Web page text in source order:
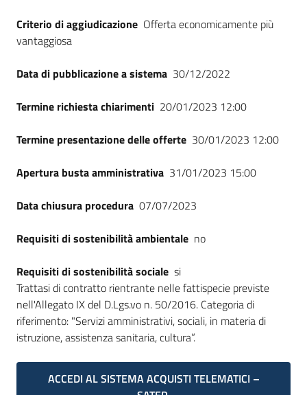
Criterio di aggiudicazione Offerta economicamente più
vantaggiosa
Data di pubblicazione a sistema 30/12/2022
Termine richiesta chiarimenti 20/01/2023 12:00
Termine presentazione delle offerte 30/01/2023 12:00
Apertura busta amministrativa 31/01/2023 15:00
Data chiusura procedura 07/07/2023
Requisiti di sostenibilità ambientale no
Requisiti di sostenibilità sociale si
Trattasi di contratto rientrante nelle fattispecie previste
nell'Allegato IX del D.Lgs.vo n. 50/2016. Categoria di
riferimento: "Servizi amministrativi, sociali, in materia di
istruzione, assistenza sanitaria, cultura”.
ACCEDI AL SISTEMA ACQUISTI TELEMATICI –